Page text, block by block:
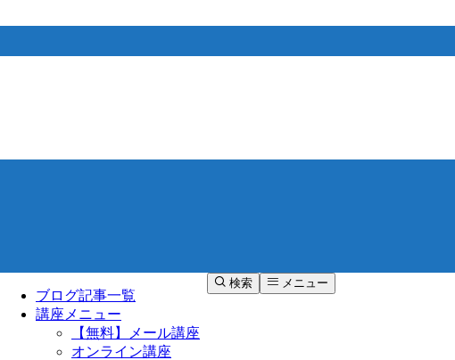
ブログ記事一覧
講座メニュー
【無料】メール講座
オンライン講座
検索 メニュー